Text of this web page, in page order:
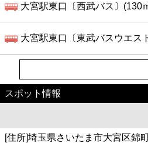
大宮駅東口〔西武バス〕(130
大宮駅東口〔東武バスウエス
スポット情報
[住所]埼玉県さいたま市大宮区錦